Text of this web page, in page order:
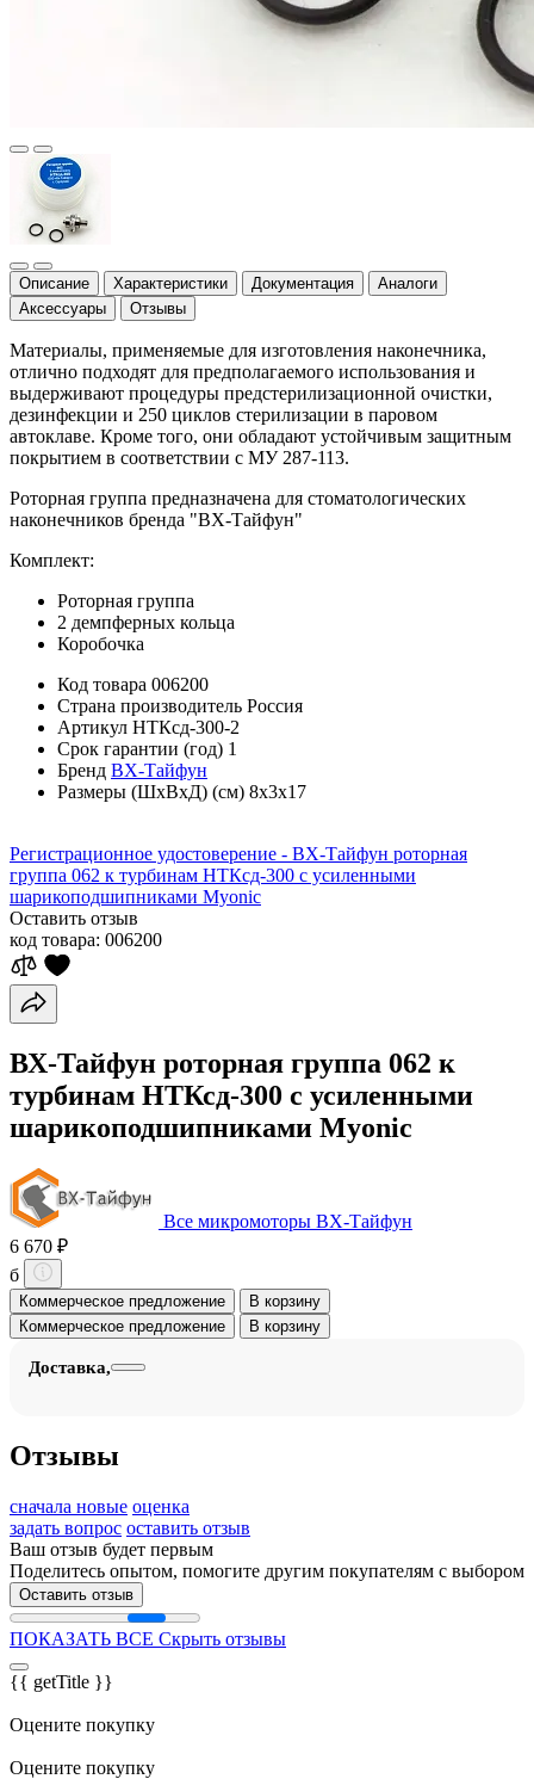
Описание Характеристики Документация
Аналоги
Аксессуары
Отзывы
Материалы, применяемые для изготовления наконечника,
отлично подходят для предполагаемого использования и
выдерживают процедуры предстерилизационной очистки,
дезинфекции и 250 циклов стерилизации в паровом
автоклаве. Кроме того, они обладают устойчивым защитным
покрытием в соответствии с МУ 287-113.
Роторная группа предназначена для стоматологических
наконечников бренда "ВХ-Тайфун"
Комплект:
Роторная группа
2 демпферных кольца
Коробочка
Код товара 006200
Страна производитель Россия
Артикул НТКсд-300-2
Срок гарантии (год) 1
Бренд ВХ-Тайфун
Размеры (ШхВхД) (см) 8x3x17
Регистрационное удостоверение - ВХ-Тайфун роторная
группа 062 к турбинам НТКсд-300 с усиленными
шарикоподшипниками Myonic
Оставить отзыв
код товара: 006200
ВХ-Тайфун роторная группа 062 к
турбинам НТКсд-300 с усиленными
шарикоподшипниками Myonic
Все микромоторы ВХ-Тайфун
6 670 ₽
б
Коммерческое предложение
В корзину
Коммерческое предложение
В корзину
Доставка,
Отзывы
сначала новые оценка
задать вопрос оставить отзыв
Ваш отзыв будет первым
Поделитесь опытом, помогите другим покупателям с выбором
Оставить отзыв
ПОКАЗАТЬ ВСЕ Скрыть отзывы
{{ getTitle }}
Оцените покупку
Оцените покупку